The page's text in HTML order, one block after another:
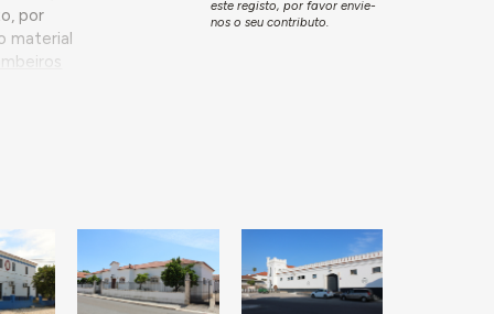
por
material
antes,
das
Rossio
onde
este registo, por favor envie-
nos o seu contributo.